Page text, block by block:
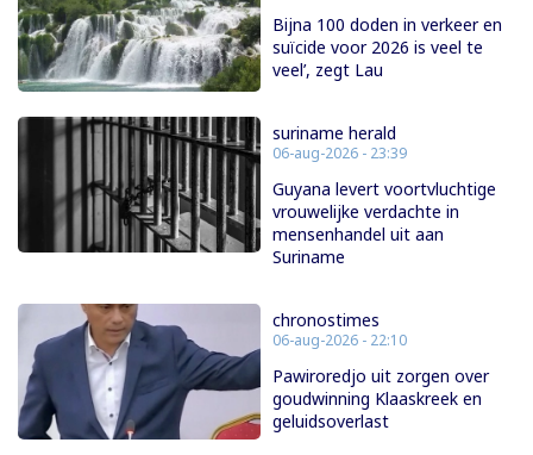
Bijna 100 doden in verkeer en
suïcide voor 2026 is veel te
veel’, zegt Lau
suriname herald
06-aug-2026 - 23:39
Guyana levert voortvluchtige
vrouwelijke verdachte in
mensenhandel uit aan
Suriname
chronostimes
06-aug-2026 - 22:10
Pawiroredjo uit zorgen over
goudwinning Klaaskreek en
geluidsoverlast